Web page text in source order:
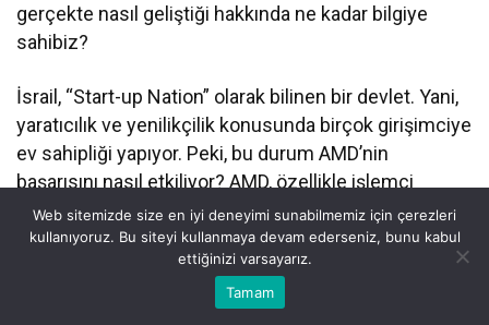
gerçekte nasıl geliştiği hakkında ne kadar bilgiye
sahibiz?
İsrail, “Start-up Nation” olarak bilinen bir devlet. Yani,
yaratıcılık ve yenilikçilik konusunda birçok girişimciye
ev sahipliği yapıyor. Peki, bu durum AMD’nin
başarısını nasıl etkiliyor? AMD, özellikle işlemci
teknolojisinde öne çıkan bir firma. İsrail’deki Ar-Ge
merkezleri, şirketin verdiği yenilikçi ürün geliştirme
mücadelesinde kritik bir rol oynuyor. Yani, bu noktada
İsrail’in etkisi yadsınamaz.
Bu web sitesinde en iyi deneyimi yaşamanızı sağlamak için
Eczaneler
Web sitemizde size en iyi deneyimi sunabilmemiz için çerezleri
kullanıyoruz. Bu siteyi kullanmaya devam ederseniz, bunu kabul
ettiğinizi varsayarız.
Tamam